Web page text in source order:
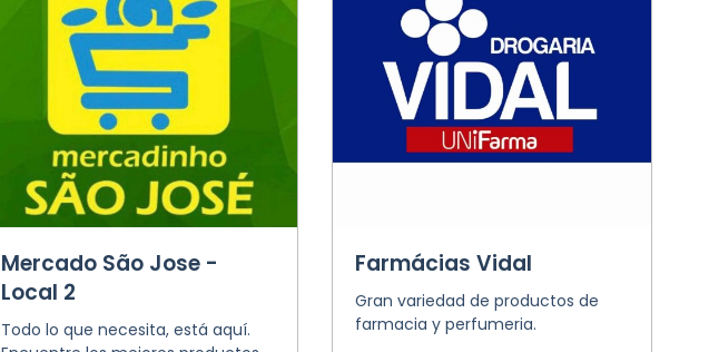
Mercado São Jose -
Local 2
Todo lo que necesita, está aquí.
Farmácias Vidal
Gran variedad de productos de
farmacia y perfumeria.